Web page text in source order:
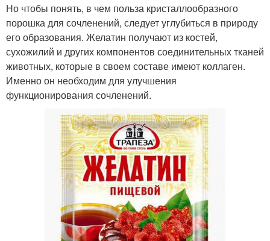
Но чтобы понять, в чем польза кристаллообразного
порошка для сочленений, следует углубиться в природу
его образования. Желатин получают из костей,
сухожилий и других компонентов соединительных тканей
животных, которые в своем составе имеют коллаген.
Именно он необходим для улучшения
функционирования сочленений.